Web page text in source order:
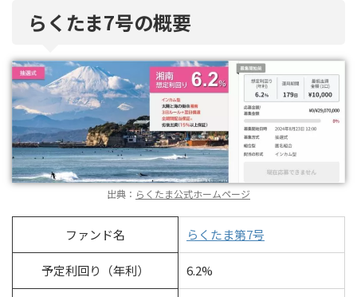
らくたま7号の概要
出典： らくたま公式ホームページ
ファンド名 らくたま第7号
予定利回り（年利） 6.2%